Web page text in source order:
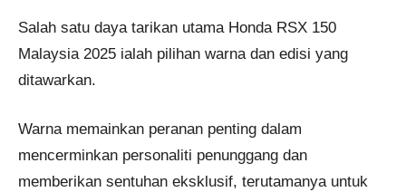
Salah satu daya tarikan utama Honda RSX 150
Malaysia 2025 ialah pilihan warna dan edisi yang
ditawarkan.
Warna memainkan peranan penting dalam
mencerminkan personaliti penunggang dan
memberikan sentuhan eksklusif, terutamanya untuk